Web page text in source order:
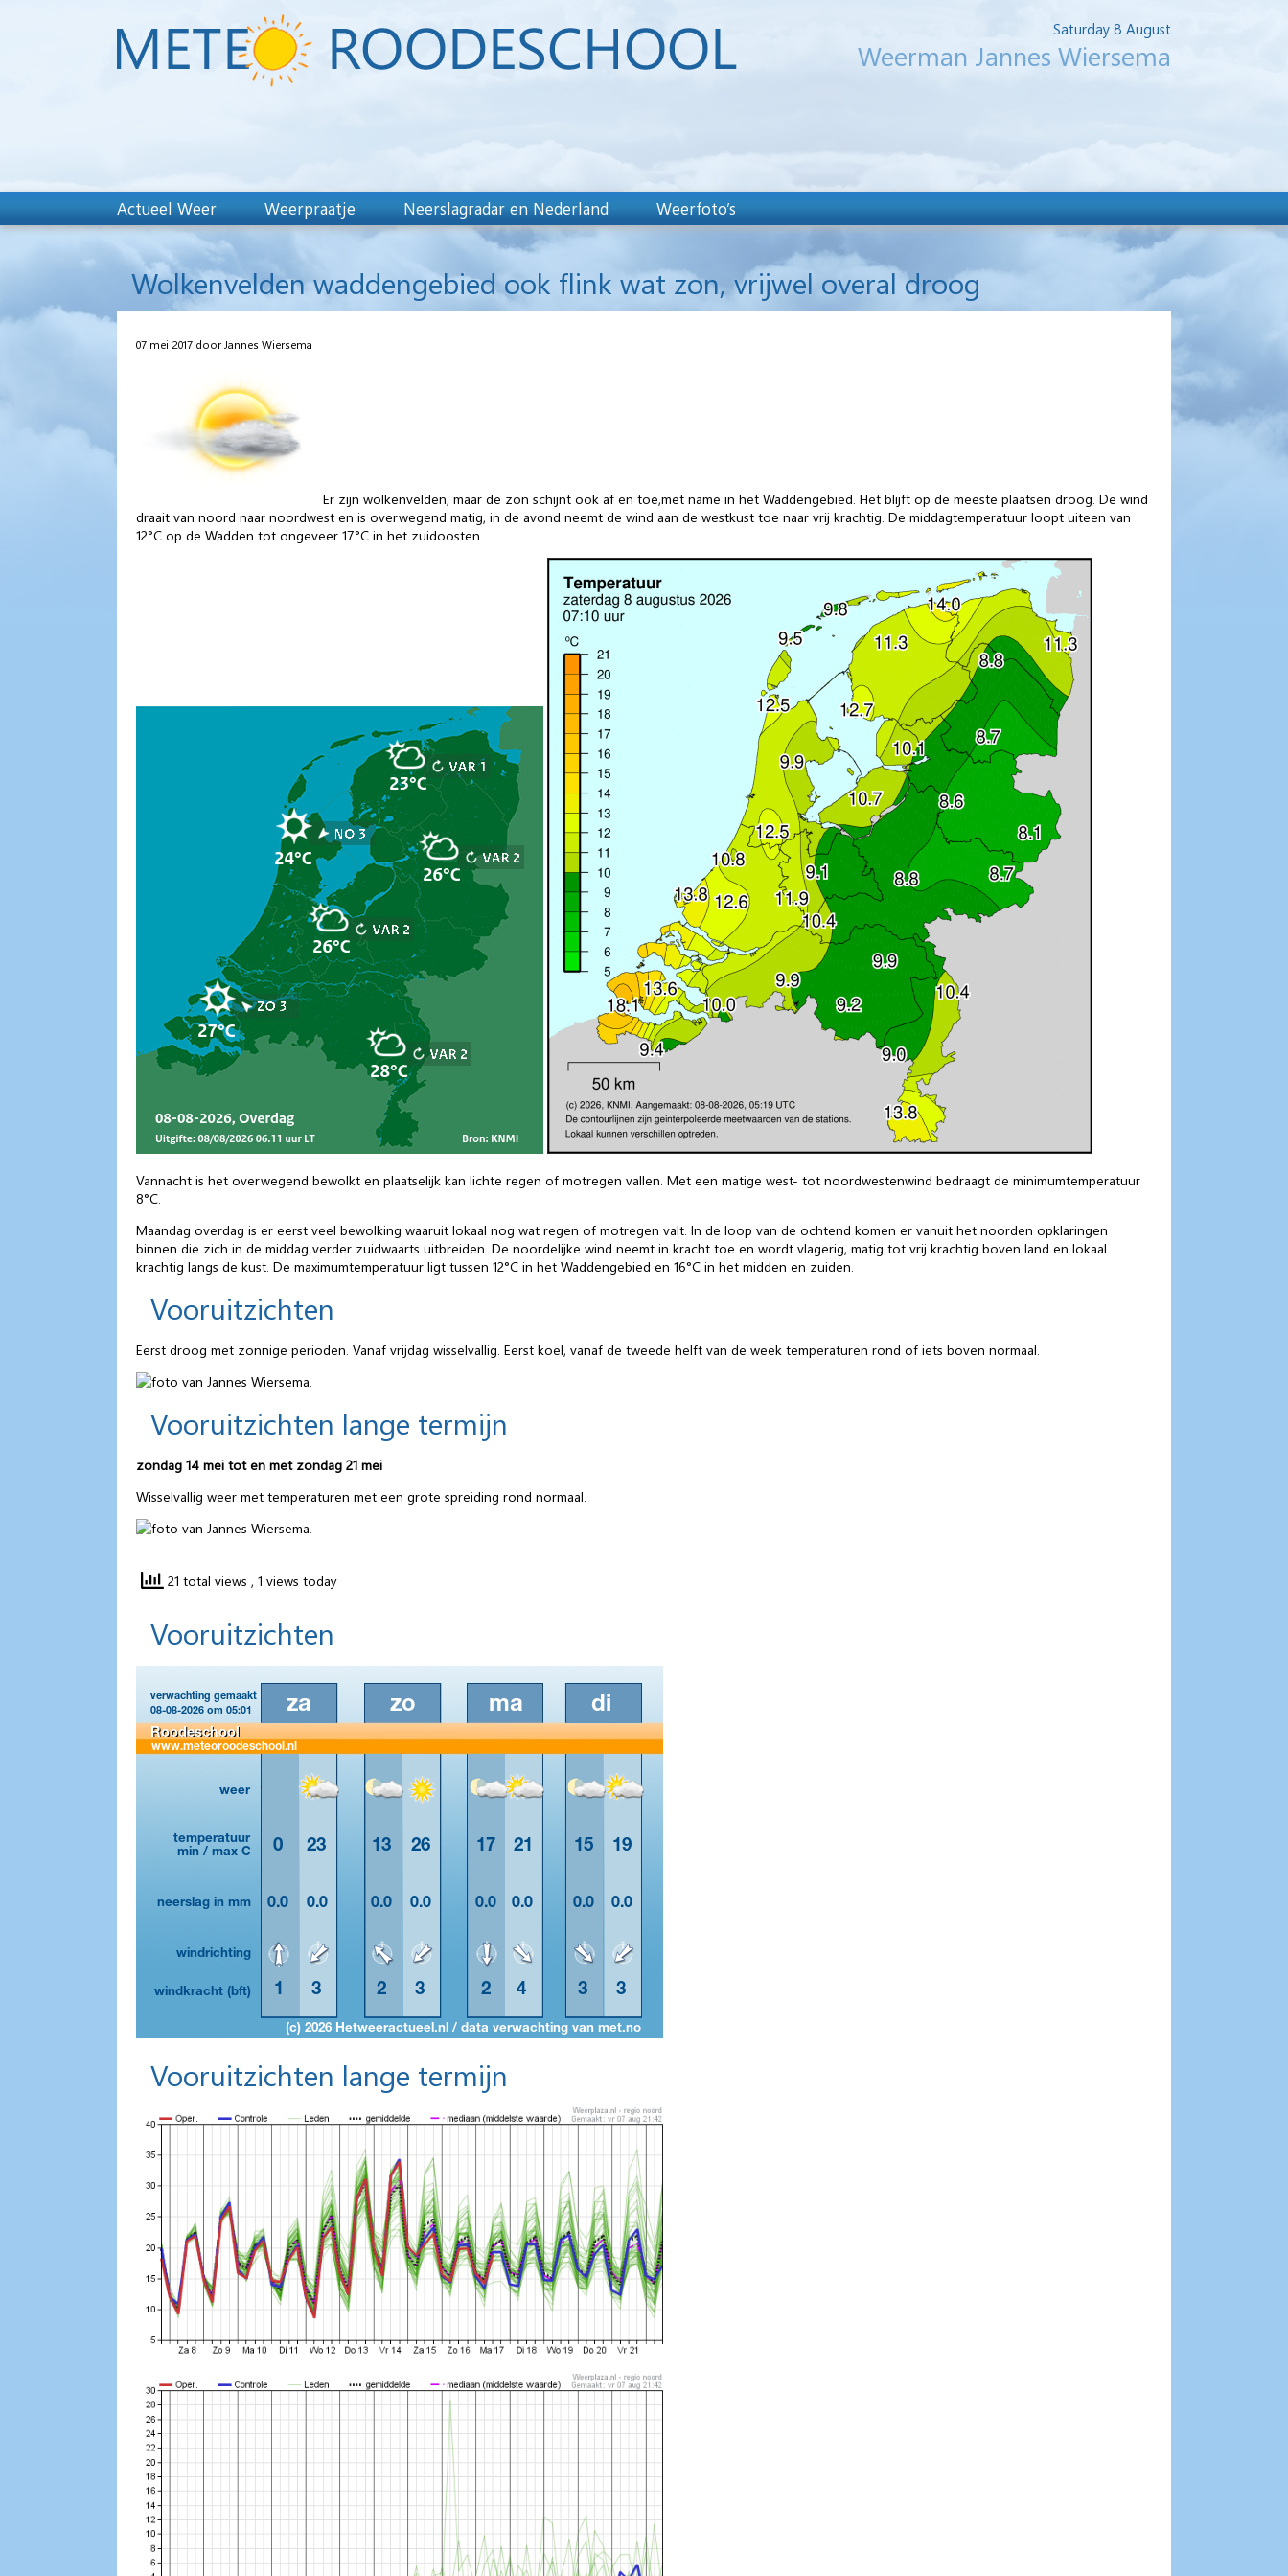
Saturday 8 August
Weerman Jannes Wiersema
Actueel Weer Weerpraatje Neerslagradar en Nederland Weerfoto’s
Wolkenvelden waddengebied ook flink wat zon, vrijwel overal droog
07 mei 2017 door Jannes Wiersema
Er zijn wolkenvelden, maar de zon schijnt ook af en toe,met name in het Waddengebied. Het blijft op de meeste plaatsen droog. De wind
draait van noord naar noordwest en is overwegend matig, in de avond neemt de wind aan de westkust toe naar vrij krachtig. De middagtemperatuur loopt uiteen van
12°C op de Wadden tot ongeveer 17°C in het zuidoosten.
Vannacht is het overwegend bewolkt en plaatselijk kan lichte regen of motregen vallen. Met een matige west- tot noordwestenwind bedraagt de minimumtemperatuur
8°C.
Maandag overdag is er eerst veel bewolking waaruit lokaal nog wat regen of motregen valt. In de loop van de ochtend komen er vanuit het noorden opklaringen
binnen die zich in de middag verder zuidwaarts uitbreiden. De noordelijke wind neemt in kracht toe en wordt vlagerig, matig tot vrij krachtig boven land en lokaal
krachtig langs de kust. De maximumtemperatuur ligt tussen 12°C in het Waddengebied en 16°C in het midden en zuiden.
Vooruitzichten
Eerst droog met zonnige perioden. Vanaf vrijdag wisselvallig. Eerst koel, vanaf de tweede helft van de week temperaturen rond of iets boven normaal.
Vooruitzichten lange termijn
zondag 14 mei tot en met zondag 21 mei
Wisselvallig weer met temperaturen met een grote spreiding rond normaal.
21 total views , 1 views today
Vooruitzichten
Vooruitzichten lange termijn